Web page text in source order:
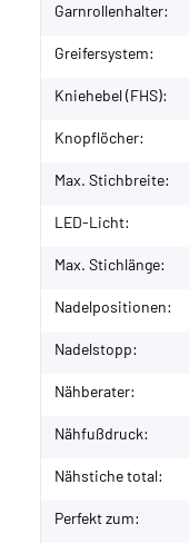
Garnrollenhalter:
Greifersystem:
Kniehebel (FHS):
Knopflöcher:
Max. Stichbreite:
LED-Licht:
Max. Stichlänge:
Nadelpositionen:
Nadelstopp:
Nähberater:
Nähfußdruck:
Nähstiche total:
Perfekt zum: